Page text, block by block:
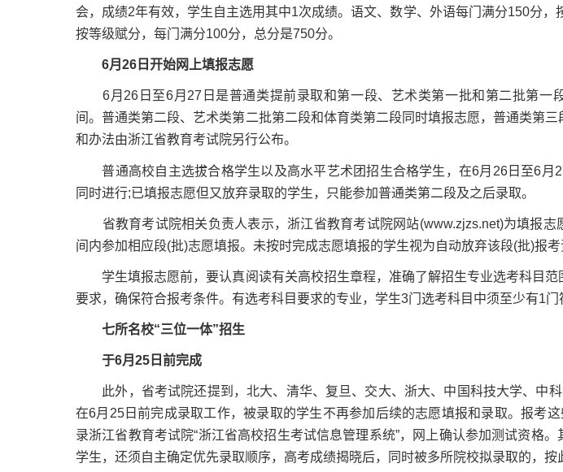
会，成绩2年有效，学生自主选用其中1次成绩。语文、数学、外语每门满分150分，
按等级赋分，每门满分100分，总分是750分。
6月26日开始网上填报志愿
6月26日至6月27日是普通类提前录取和第一段、艺术类第一批和第二批第一
间。普通类第二段、艺术类第二批第二段和体育类第二段同时填报志愿，普通类第
和办法由浙江省教育考试院另行公布。
普通高校自主选拔合格学生以及高水平艺术团招生合格学生，在6月26日至6月
同时进行;已填报志愿但又放弃录取的学生，只能参加普通类第二段及之后录取。
省教育考试院相关负责人表示，浙江省教育考试院网站(www.zjzs.net)为填报志
间内参加相应段(批)志愿填报。未按时完成志愿填报的学生视为自动放弃该段(批)报考
学生填报志愿前，要认真阅读有关高校招生章程，准确了解招生专业选考科目范
要求，确保符合报考条件。有选考科目要求的专业，学生3门选考科目中须至少有1门
七所名校“三位一体”招生
于6月25日前完成
此外，省考试院还提到，北大、清华、复旦、交大、浙大、中国科技大学、中科
在6月25日前完成录取工作，被录取的学生不再参加后续的志愿填报和录取。报考
录浙江省教育考试院“浙江省高校招生考试信息管理系统”，网上确认参加测试资格
学生，还须自主确定优先录取顺序，高考成绩揭晓后，同时被多所院校拟录取的，按